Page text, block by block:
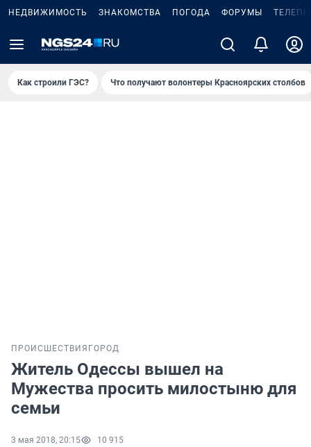
НЕДВИЖИМОСТЬ ЗНАКОМСТВА ПОГОДА ФОРУМЫ
Как строили ГЭС? Что получают волонтеры Красноярских столбов
ПРОИСШЕСТВИЯ ГОРОД
Житель Одессы вышел на
Мужества просить милостыню для
семьи
3 мая 2018, 20:15 10 915